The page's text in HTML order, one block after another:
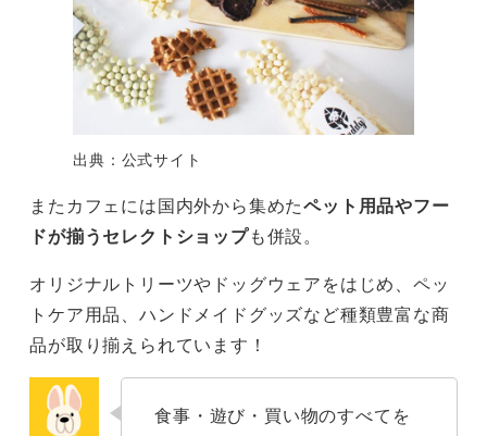
出典：公式サイト
またカフェには国内外から集めたペット用品やフー
ドが揃うセレクトショップも併設。
オリジナルトリーツやドッグウェアをはじめ、ペッ
トケア用品、ハンドメイドグッズなど種類豊富な商
品が取り揃えられています！
食事・遊び・買い物のすべてを